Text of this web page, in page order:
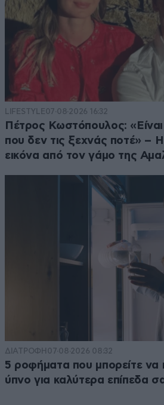
LIFESTYLE07·08·2026 16:32
Πέτρος Κωστόπουλος: «Είναι
που δεν τις ξεχνάς ποτέ» – Η
εικόνα από τον γάμο της
ΔΙΑΤΡΟΦΗ 07·08·2026 08:32
5 ροφήματα που μπορείτε να
ύπνο για καλύτερα επίπεδα